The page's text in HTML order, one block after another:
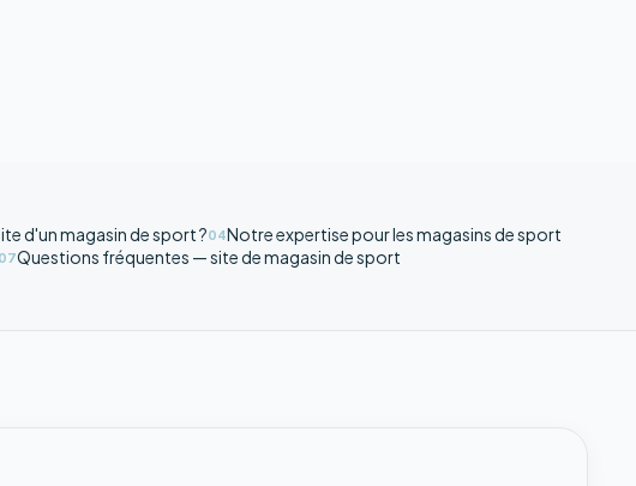
d'un magasin de sport ?04Notre expertise pour les magasins de sport
07Questions fréquentes — site de magasin de sport